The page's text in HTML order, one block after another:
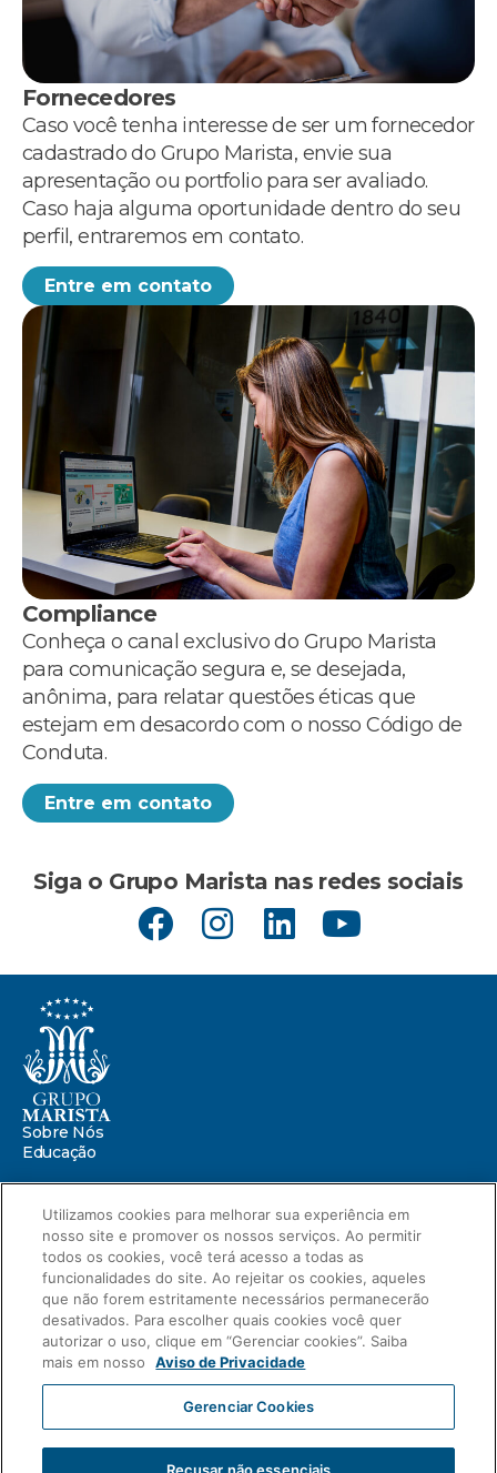
Fornecedores
Caso você tenha interesse de ser um fornecedor
cadastrado do Grupo Marista, envie sua
apresentação ou portfolio para ser avaliado.
Caso haja alguma oportunidade dentro do seu
perfil, entraremos em contato.
Entre em contato
Compliance
Conheça o canal exclusivo do Grupo Marista
para comunicação segura e, se desejada,
anônima, para relatar questões éticas que
estejam em desacordo com o nosso Código de
Conduta.
Entre em contato
Siga o Grupo Marista nas redes sociais
Sobre Nós
Educação
Centro Marista de Defesa da Infância
Missão Marista
Compromissos
Portal ESG
Relatório de Sustentabilidade 2025
Relatório de Transparência Salarial
Novidades
Blog
Aviso de Privacidade
Intranet
Fale Conosco
Utilizamos cookies para melhorar sua experiência em
nosso site e promover os nossos serviços. Ao permitir
todos os cookies, você terá acesso a todas as
funcionalidades do site. Ao rejeitar os cookies, aqueles
que não forem estritamente necessários permanecerão
desativados. Para escolher quais cookies você quer
autorizar o uso, clique em “Gerenciar cookies”. Saiba
mais em nosso
Aviso de Privacidade
Gerenciar Cookies